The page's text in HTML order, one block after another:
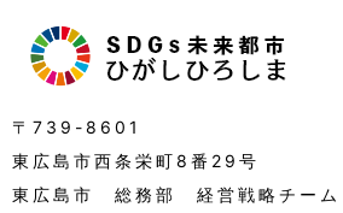
〒739-8601
東広島市西条栄町8 番 29 号
東広島市
総務部 経営戦略チーム